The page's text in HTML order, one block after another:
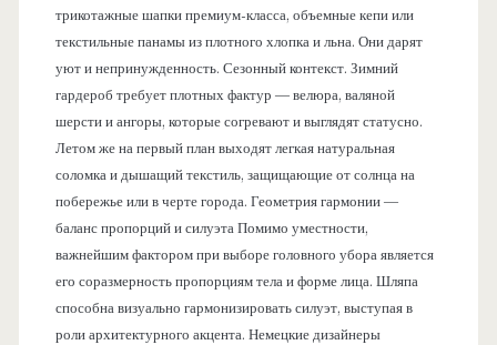
трикотажные шапки премиум-класса, объемные кепи или
текстильные панамы из плотного хлопка и льна. Они дарят
уют и непринужденность. Сезонный контекст. Зимний
гардероб требует плотных фактур — велюра, валяной
шерсти и ангоры, которые согревают и выглядят статусно.
Летом же на первый план выходят легкая натуральная
соломка и дышащий текстиль, защищающие от солнца на
побережье или в черте города. Геометрия гармонии —
баланс пропорций и силуэта Помимо уместности,
важнейшим фактором при выборе головного убора является
его соразмерность пропорциям тела и форме лица. Шляпа
способна визуально гармонизировать силуэт, выступая в
роли архитектурного акцента. Немецкие дизайнеры